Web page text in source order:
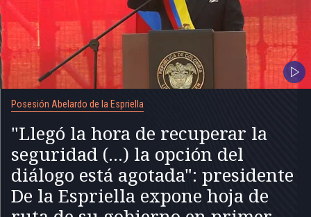
Posesión Abelardo de la Espriella
"Llegó la hora de recuperar la
seguridad (...) la opción del
diálogo está agotada": presidente
De la Espriella expone hoja de